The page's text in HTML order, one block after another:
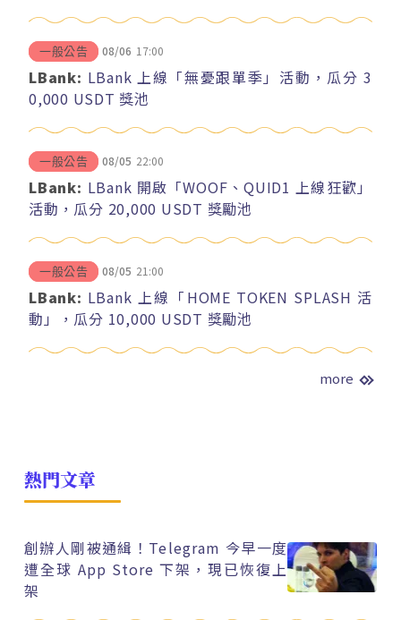
一般公告 08/06 17:00
LBank: LBank 上線「無憂跟單季」活動，瓜分 3
0,000 USDT 獎池
一般公告 08/05 22:00
LBank: LBank 開啟「WOOF、QUID1 上線狂歡」
活動，瓜分 20,000 USDT 獎勵池
一般公告 08/05 21:00
LBank: LBank 上線「HOME TOKEN SPLASH 活
動」，瓜分 10,000 USDT 獎勵池
more
熱門文章
創辦人剛被通緝！Telegram 今早一度
遭全球 App Store 下架，現已恢復上
架